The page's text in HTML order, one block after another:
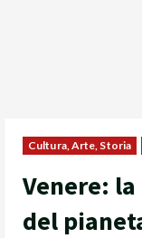
Cultura, Arte, Storia
Venere:
del